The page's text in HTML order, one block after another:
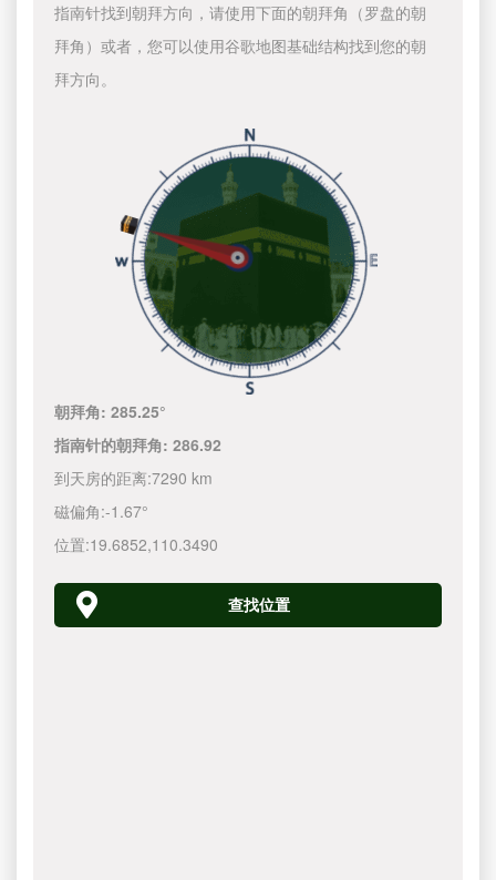
指南针找到朝拜方向，请使用下面的朝拜角（罗盘的朝
拜角）或者，您可以使用谷歌地图基础结构找到您的朝
拜方向。
朝拜角:285.25°
指南针的朝拜角:286.92
到天房的距离:7290 km
磁偏角:-1.67°
位置:19.6852,110.3490
查找位置